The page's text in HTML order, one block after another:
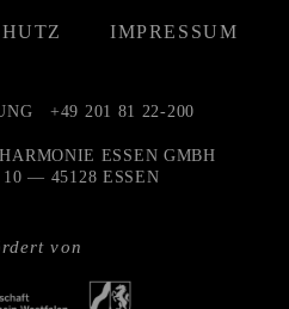
IMPRESSUM
von
+49 201 81 22-200
ESSEN GMBH
10 — 45128 ESSEN